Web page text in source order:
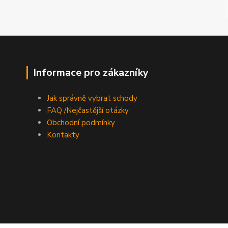
Informace pro zákazníky
Jak správně vybrat schody
FAQ /Nejčastější otázky
Obchodní podmínky
Kontakty